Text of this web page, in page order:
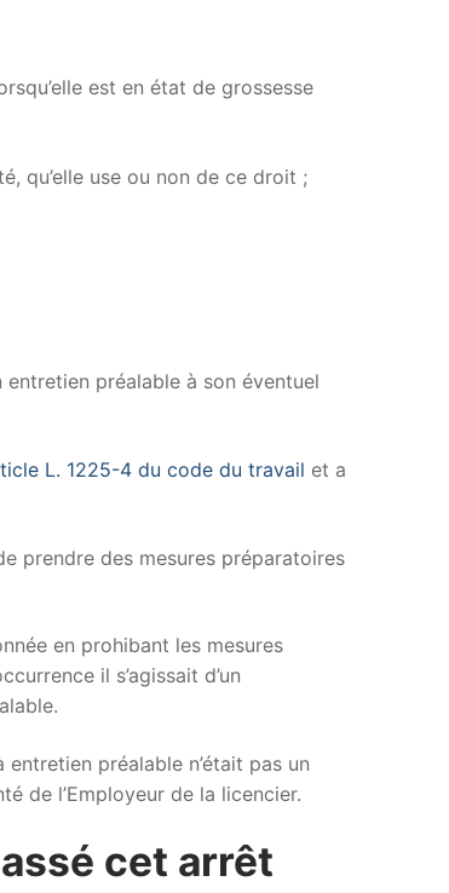
est en état de grossesse
qu’elle use ou non de ce droit ;
préalable à son éventuel
L. 1225-4 du code du travail et a
prendre des mesures préparatoires
en prohibant les mesures
il s’agissait d’un
préalable n’était pas un
de l’Employeur de la licencier.
cet arrêt